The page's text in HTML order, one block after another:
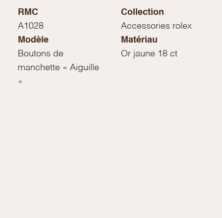
RMC
A1028
Collection
Accessories rolex
Modèle
Boutons de
manchette « Aiguille
»
Matériau
Or jaune 18 ct